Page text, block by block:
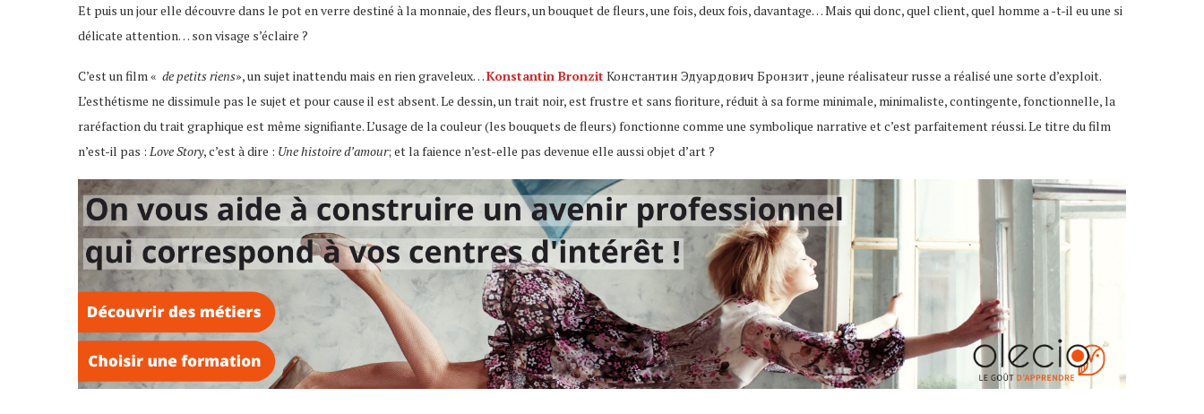
Et puis un jour elle découvre dans le pot en verre destiné à la monnaie, des fleurs, un bouquet de fleurs, une fois, deux fois, davantage… Mais qui donc, quel client, quel homme a -t-il eu une si
délicate attention… son visage s’éclaire ?
C’est un film « de petits riens», un sujet inattendu mais en rien graveleux…Konstantin Bronzit Константин Эдуардович Бронзит , jeune réalisateur russe a réalisé une sorte d’exploit.
L’esthétisme ne dissimule pas le sujet et pour cause il est absent. Le dessin, un trait noir, est frustre et sans fioriture, réduit à sa forme minimale, minimaliste, contingente, fonctionnelle, la
raréfaction du trait graphique est même signifiante. L’usage de la couleur (les bouquets de fleurs) fonctionne comme une symbolique narrative et c’est parfaitement réussi. Le titre du film
n’est-il pas : Love Story, c’est à dire : Une histoire d’amour; et la faience n’est-elle pas devenue elle aussi objet d’art ?